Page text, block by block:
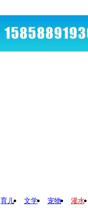
育儿 文学 宠物 灌水